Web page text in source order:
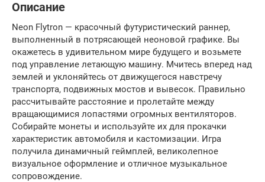
Описание
Neon Flytron — красочный футуристический раннер,
выполненный в потрясающей неоновой графике. Вы
окажетесь в удивительном мире будущего и возьмете
под управление летающую машину. Мчитесь вперед над
землей и уклоняйтесь от движущегося навстречу
транспорта, подвижных мостов и вывесок. Правильно
рассчитывайте расстояние и пролетайте между
вращающимися лопастями огромных вентиляторов.
Собирайте монеты и используйте их для прокачки
характеристик автомобиля и кастомизации. Игра
получила динамичный геймплей, великолепное
визуальное оформление и отличное музыкальное
сопровождение.